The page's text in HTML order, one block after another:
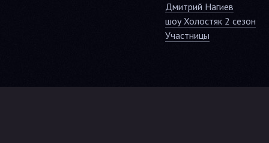
Дмитрий Нагиев
шоу Холостяк 2 сезон
Участницы